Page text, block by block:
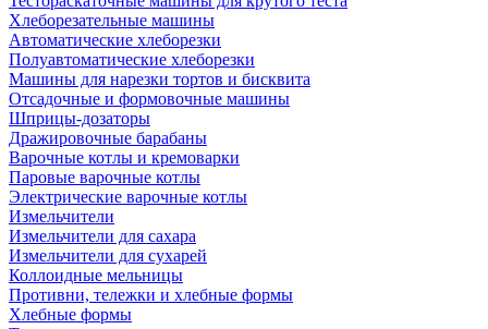
Хлеборезательные машины
Автоматические хлеборезки
Полуавтоматические хлеборезки
Машины для нарезки тортов и бисквита
Отсадочные и формовочные машины
Шприцы-дозаторы
Дражировочные барабаны
Варочные котлы и кремоварки
Паровые варочные котлы
Электрические варочные котлы
Измельчители
Измельчители для сахара
Измельчители для сухарей
Коллоидные мельницы
Противни, тележки и хлебные формы
Хлебные формы